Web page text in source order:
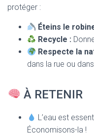
protéger :
Éteins le
Recycle :
Respecte la
dans la rue ou
À RETENIR
L’eau est
Économisons-la !